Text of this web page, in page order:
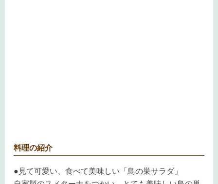
料理の紹介
●見て可愛い、食べて美味しい「鳥の巣サラダ」